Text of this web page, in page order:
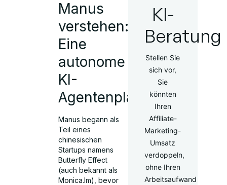
Manus
verstehen:
Eine
autonome
KI-
Agentenplattform
Manus begann als
Teil eines
chinesischen
Startups namens
Butterfly Effect
(auch bekannt als
Monica.Im), bevor
KI-
Beratung
Stellen Sie
sich vor,
Sie
könnten
Ihren
Affiliate-
Marketing-
Umsatz
verdoppeln,
ohne Ihren
Arbeitsaufwand